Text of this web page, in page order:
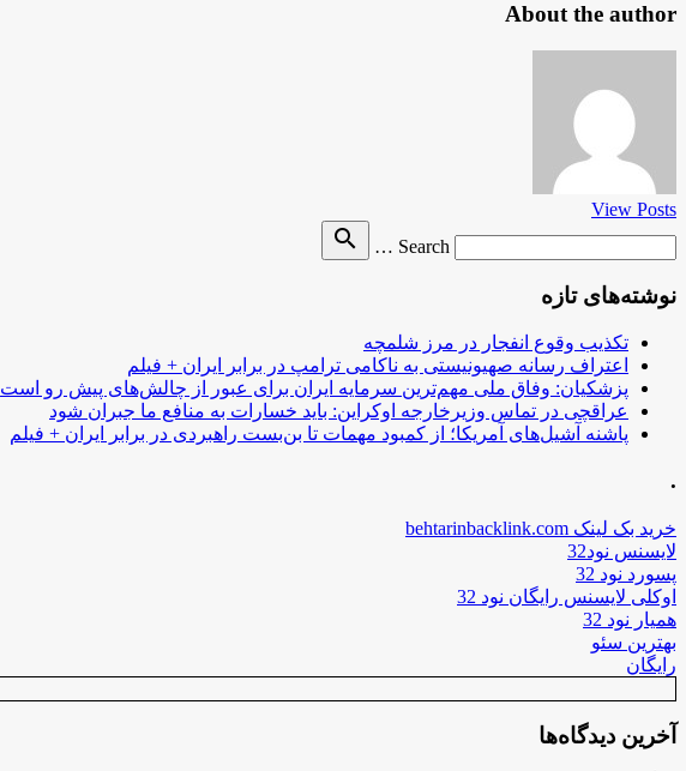
About the author
View Posts
Search …
search
نوشته‌های تازه
تکذیب وقوع انفجار در مرز شلمچه
اعتراف رسانه صهیونیستی به ناکامی ترامپ در برابر ایران + فیلم
پزشکیان: وفاق ملی مهم‌ترین سرمایه ایران برای عبور از چالش‌های پیش رو است
عراقچی در تماس وزیرخارجه اوکراین: باید خسارات به منافع ما جبران شود
پاشنه آشیل‌های آمریکا؛ از کمبود مهمات تا بن‌بست راهبردی در برابر ایران + فیلم
.
خرید بک لینک behtarinbacklink.com
لایسنس نود32
پسورد نود 32
اوکلی لایسنس رایگان نود 32
همیار نود 32
بهترین سئو
رایگان
آخرین دیدگاه‌ها